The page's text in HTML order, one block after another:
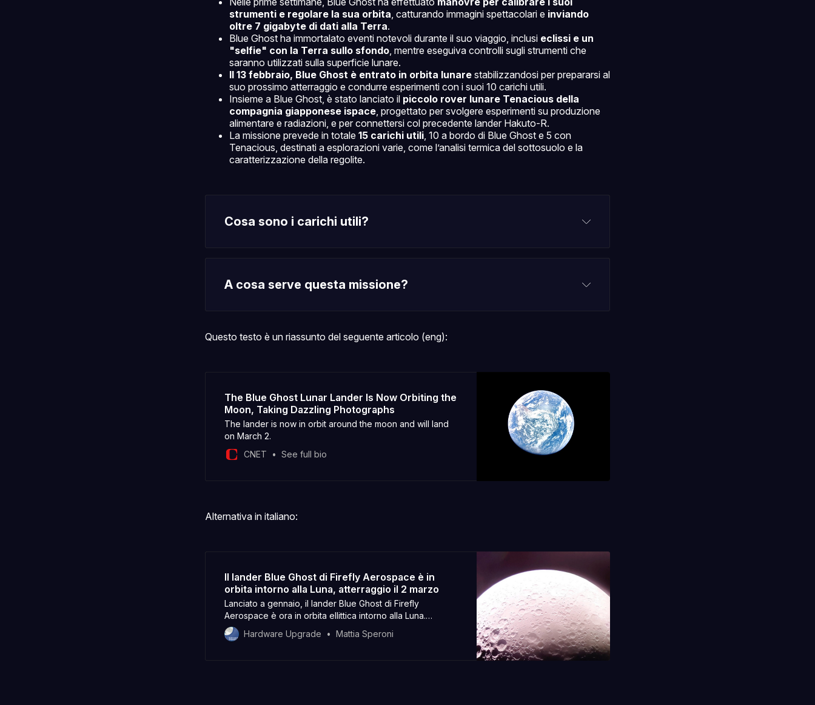
strumenti e regolare la sua orbita, catturando immagini spettacolari e inviando
oltre 7 gigabyte di dati alla Terra.
Blue Ghost ha immortalato eventi notevoli durante il suo viaggio, inclusi eclissi e un
"selfie" con la Terra sullo sfondo, mentre eseguiva controlli sugli strumenti che
saranno utilizzati sulla superficie lunare.
Il 13 febbraio, Blue Ghost è entrato in orbita lunare stabilizzandosi per prepararsi al
suo prossimo atterraggio e condurre esperimenti con i suoi 10 carichi utili.
Insieme a Blue Ghost, è stato lanciato il piccolo rover lunare Tenacious della
compagnia giapponese ispace, progettato per svolgere esperimenti su produzione
alimentare e radiazioni, e per connettersi col precedente lander Hakuto-R.
La missione prevede in totale 15 carichi utili, 10 a bordo di Blue Ghost e 5 con
Tenacious, destinati a esplorazioni varie, come l’analisi termica del sottosuolo e la
caratterizzazione della regolite.
Cosa sono i carichi utili?
strumenti scientifici
A cosa serve questa missione?
Questo testo è un riassunto del seguente articolo (eng):
The Blue Ghost Lunar Lander Is Now Orbiting the
Moon, Taking Dazzling Photographs
The lander is now in orbit around the moon and will land
on March 2.
CNET
See full bio
Alternativa in italiano:
Il lander Blue Ghost di Firefly Aerospace è in
orbita intorno alla Luna, atterraggio il 2 marzo
Lanciato a gennaio, il lander Blue Ghost di Firefly
Aerospace è ora in orbita ellittica intorno alla Luna.
L’atterraggio è previsto nella mattinata del 2 marzo (ora
italiana) facendo proseguire il programma Artemis della
Hardware Upgrade Mattia Speroni